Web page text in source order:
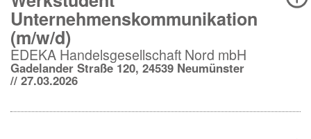
Unternehmenskommunikation
(m/w/d)
EDEKA Handelsgesellschaft Nord mbH
Gadelander Straße 120, 24539 Neumünster
// 27.03.2026